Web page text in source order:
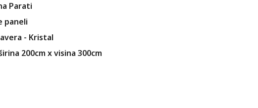
Parati
paneli
- Kristal
200cm x visina 300cm